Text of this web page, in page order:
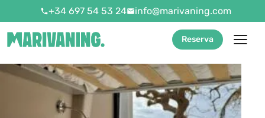
+34 697 54 53 24 info@marivaning.com
Reserva